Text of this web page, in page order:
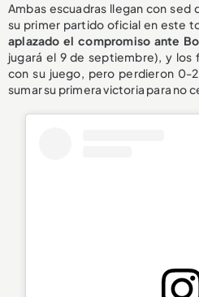
Ambas escuadras llegan con
su primer partido oficial en este
aplazado el compromiso ante
jugará el 9 de septiembre), y los
con su juego, pero perdieron 0-
sumar su primera victoria para no